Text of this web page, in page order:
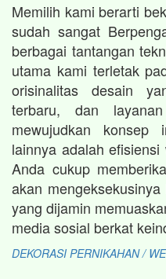
Memilih kami berarti
sudah sangat
berbagai tantangan
utama kami terletak
orisinalitas desain
terbaru, dan
mewujudkan konsep
lainnya adalah
Anda cukup
akan
yang dijamin
media sosial berkat
DEKORASI PERNIKAHAN /